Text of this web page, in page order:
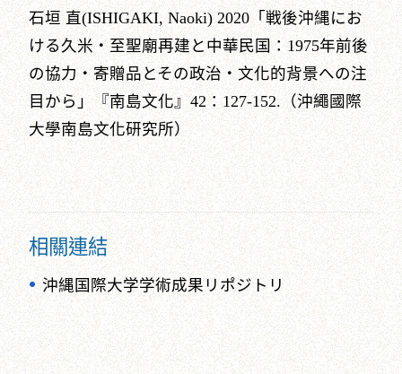
石垣 直(ISHIGAKI, Naoki) 2020「戦後沖縄にお
ける久米・至聖廟再建と中華民国：1975年前後
の協力・寄贈品とその政治・文化的背景への注
目から」『南島文化』42：127-152.（沖繩國際
大學南島文化研究所）
相關連結
沖縄国際大学学術成果リポジトリ